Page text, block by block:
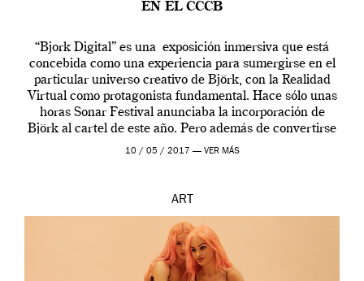
EN EL CCCB
“Bjork Digital” es una exposición inmersiva que está
concebida como una experiencia para sumergirse en el
particular universo creativo de Björk, con la Realidad
Virtual como protagonista fundamental. Hace sólo unas
horas Sonar Festival anunciaba la incorporación de
Björk al cartel de este año. Pero además de convertirse
en una de las actuaciones más relevantes […]
10 / 05 / 2017 — VER MÁS
ART